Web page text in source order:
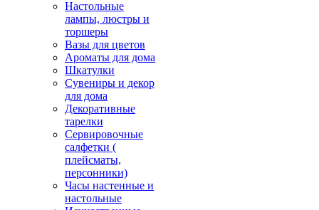
Настольные
лампы, люстры и
торшеры
Вазы для цветов
Ароматы для дома
Шкатулки
Сувениры и декор
для дома
Декоративные
тарелки
Сервировочные
салфетки (
плейсматы,
персонники)
Часы настенные и
настольные